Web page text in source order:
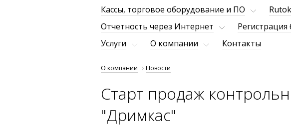
Кассы, торговое оборудование и ПО
Отчетность через Интернет
Услуги
О компании Контакты
О компании Новости
Старт продаж
"Дримкас"